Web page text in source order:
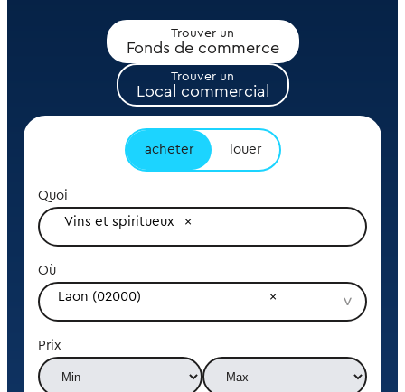
Trouver un
Fonds de commerce
Trouver un
Local commercial
acheter louer
Quoi
Vins et spiritueux
Où
Laon (02000)
Prix